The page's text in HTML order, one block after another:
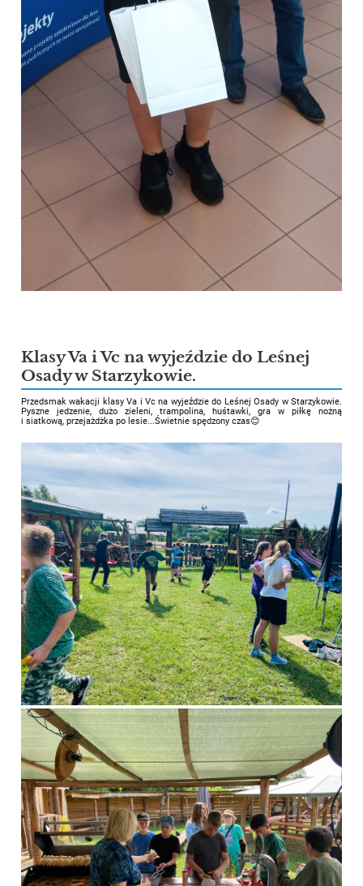
Klasy Va i Vc na wyjeździe do Leśnej
Osady w Starzykowie.
Przedsmak wakacji klasy Va i Vc na wyjeździe do Leśnej Osady w Starzykowie.
Pyszne jedzenie, dużo zieleni, trampolina, huśtawki, gra w piłkę nożną
i siatkową, przejażdżka po lesie...Świetnie spędzony czas😊